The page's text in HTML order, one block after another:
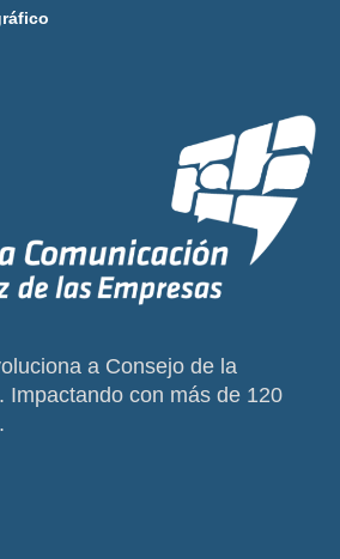
a Consejo de la
Impactando con más de 120